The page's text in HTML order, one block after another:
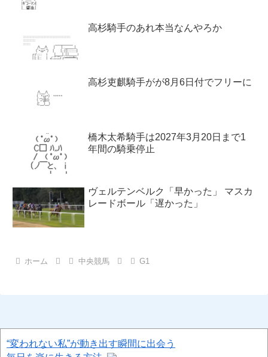
高杉騎手のあれ本当なんやろか
高杉吏麒騎手がが8月6日付でフリーに
橋木太希騎手は2027年3月20日まで1
年間の騎乗停止
ヴェルテンベルク「早かった」 マスカ
レードボール「遅かった」
ホーム 中央競馬 G1
“変われない私”が動き出す瞬間に出会う